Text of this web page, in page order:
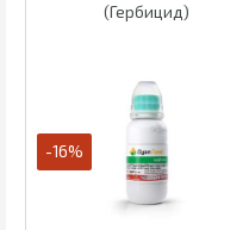
(Гербицид)
-16%